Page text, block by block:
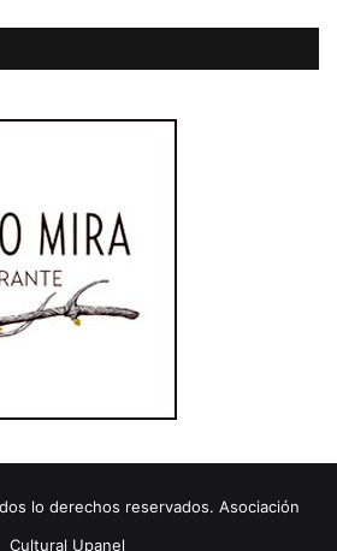
lo derechos reservados. Asociación
Cultural Upanel